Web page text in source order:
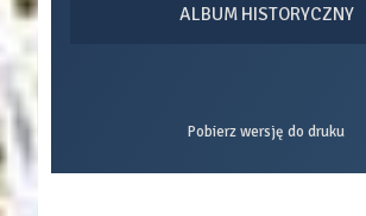
ALBUM HISTORYCZNY
Pobierz wersję do druku